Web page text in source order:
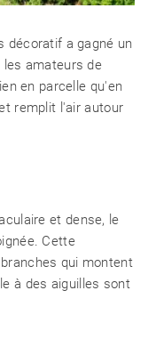
décoratif a gagné un
amateurs de
en parcelle qu'en
remplit l'air autour
et dense, le
Cette
qui montent
à des aiguilles sont